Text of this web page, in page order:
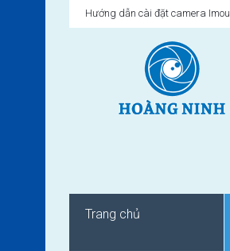
Hướng dẫn cài đặt camera Imou
Trang chủ